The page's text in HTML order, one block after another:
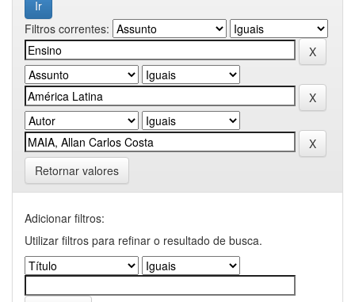
Filtros correntes:
Retornar valores
Adicionar filtros:
Utilizar filtros para refinar o resultado de busca.